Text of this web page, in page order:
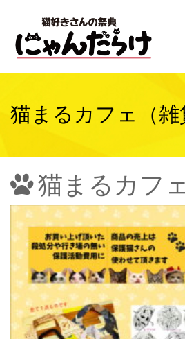
猫まるカフェ（雑
猫まるカフ